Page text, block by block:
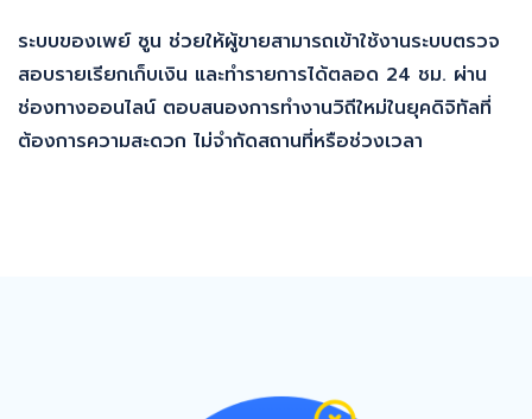
ระบบของเพย์ ซูน ช่วยให้ผู้ขายสามารถเข้าใช้งานระบบตรวจ
สอบรายเรียกเก็บเงิน และทำรายการได้ตลอด 24 ชม. ผ่าน
ช่องทางออนไลน์ ตอบสนองการทำงานวิถีใหม่ในยุคดิจิทัลที่
ต้องการความสะดวก ไม่จำกัดสถานที่หรือช่วงเวลา